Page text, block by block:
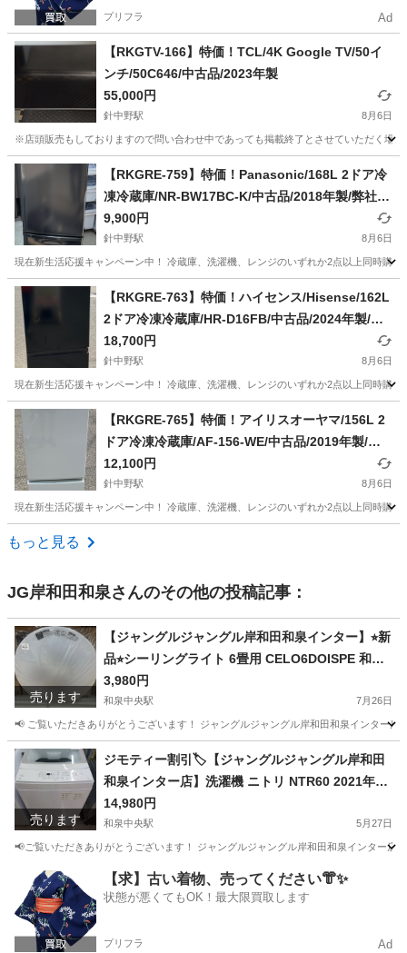
プリフラ Ad
【RKGTV-166】特価！TCL/4K Google TV/50イ
ンチ/50C646/中古品/2023年製
55,000円
針中野駅 8月6日
※店頭販売もしておりますので問い合わせ中であっても掲載終了とさせていただく場
大阪 大阪市 テレビ TCL
【RKGRE-759】特価！Panasonic/168L 2ドア冷
凍冷蔵庫/NR-BW17BC-K/中古品/2018年製/弊社近
隣無料配達/来店引取値引あり
9,900円
針中野駅 8月6日
現在新生活応援キャンペーン中！ 冷蔵庫、洗濯機、レンジのいずれか2点以上同時購
大阪 大阪市 キッチン家電 個人
【RKGRE-763】特価！ハイセンス/Hisense/162L
2ドア冷凍冷蔵庫/HR-D16FB/中古品/2024年製/弊
社近隣無料配達/来店引取値引あり
18,700円
針中野駅 8月6日
現在新生活応援キャンペーン中！ 冷蔵庫、洗濯機、レンジのいずれか2点以上同時購
大阪 大阪市 キッチン家電 個人
【RKGRE-765】特価！アイリスオーヤマ/156L 2
ドア冷凍冷蔵庫/AF-156-WE/中古品/2019年製/弊
社近隣無料配達/来店引取値引あり
12,100円
針中野駅 8月6日
現在新生活応援キャンペーン中！ 冷蔵庫、洗濯機、レンジのいずれか2点以上同時購
大阪 大阪市
もっと見る
JG岸和田和泉さんのその他の投稿記事：
売ります
【ジャングルジャングル岸和田和泉インター】⭐︎新
品⭐︎シーリングライト 6畳用 CELO6DOISPE 和泉
市 堺市 岸和田市 泉大津市 高石市 泉北郡熊取町
3,980円
和泉中央駅 7月26日
📢 ご覧いただきありがとうございます！ ジャングルジャングル岸和田和泉インター
大阪 和泉市 生活家電 ジャングル
売ります
ジモティー割引🏷️【ジャングルジャングル岸和田
和泉インター店】洗濯機 ニトリ NTR60 2021年製
6.0Kg 家電 和泉市 堺市 岸和田市 泉大津市 高石市
泉北郡忠岡町
14,980円
和泉中央駅 5月27日
📢ご覧いただきありがとうございます！ ジャングルジャングル岸和田和泉インター
大阪 和泉市 和泉中央駅 生活家電 ジャングル
【求】古い着物、売ってください👘✨
状態が悪くてもOK！最大限買取します
プリフラ Ad